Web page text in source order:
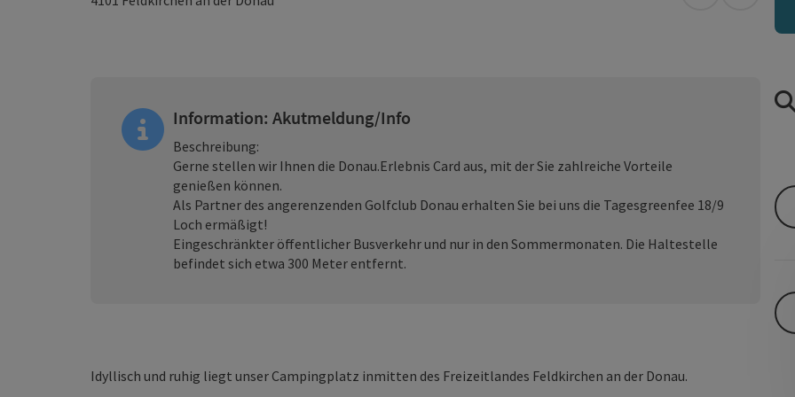
Information: Akutmeldung/Info
Beschreibung:
Gerne stellen wir Ihnen die Donau.Erlebnis Card aus, mit der Sie zahlreiche Vorteile
genießen können.
Als Partner des angerenzenden Golfclub Donau erhalten Sie bei uns die Tagesgreenfee 18/9
Loch ermäßigt!
Eingeschränkter öffentlicher Busverkehr und nur in den Sommermonaten. Die Haltestelle
befindet sich etwa 300 Meter entfernt.
Idyllisch und ruhig liegt unser Campingplatz inmitten des Freizeitlandes Feldkirchen an der Donau.